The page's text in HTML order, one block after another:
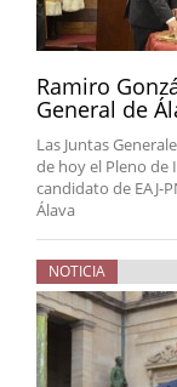
Ramiro
General de
Las Juntas
de hoy el Pleno de
candidato de EAJ-
Álava
NOTICIA